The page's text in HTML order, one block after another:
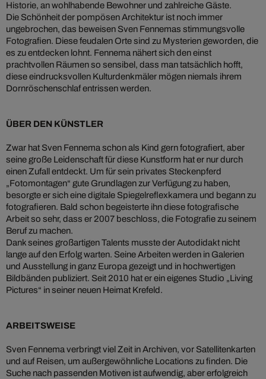
Historie, an wohlhabende Bewohner und zahlreiche Gäste.
Die Schönheit der pompösen Architektur ist noch immer
ungebrochen, das beweisen Sven Fennemas stimmungsvolle
Fotografien. Diese feudalen Orte sind zu Mysterien geworden, die
es zu entdecken lohnt. Fennema nähert sich den einst
prachtvollen Räumen so sensibel, dass man tatsächlich hofft,
diese eindrucksvollen Kulturdenkmäler mögen niemals ihrem
Dornröschenschlaf entrissen werden.
ÜBER DEN KÜNSTLER
Zwar hat Sven Fennema schon als Kind gern fotografiert, aber
seine große Leidenschaft für diese Kunstform hat er nur durch
einen Zufall entdeckt. Um für sein privates Steckenpferd
„Fotomontagen“ gute Grundlagen zur Verfügung zu haben,
besorgte er sich eine digitale Spiegelreflexkamera und begann zu
fotografieren. Bald schon begeisterte ihn diese fotografische
Arbeit so sehr, dass er 2007 beschloss, die Fotografie zu seinem
Beruf zu machen.
Dank seines großartigen Talents musste der Autodidakt nicht
lange auf den Erfolg warten. Seine Arbeiten werden in Galerien
und Ausstellung in ganz Europa gezeigt und in hochwertigen
Bildbänden publiziert. Seit 2010 hat er ein eigenes Studio „Living
Pictures“ in seiner neuen Heimat Krefeld.
ARBEITSWEISE
Sven Fennema verbringt viel Zeit in Archiven, vor Satellitenkarten
und auf Reisen, um außergewöhnliche Locations zu finden. Die
Suche nach passenden Motiven ist aufwendig, aber erfolgreich